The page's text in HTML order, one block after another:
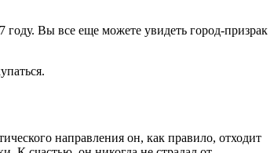
году. Вы все еще можете увидеть город-призрак
направления он, как правило, отходит